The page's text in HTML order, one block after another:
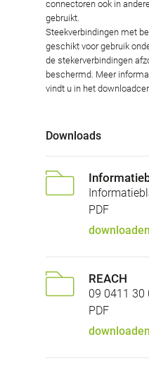
connectoren ook in
gebruikt.
Steekverbindingen met
geschikt voor gebruik
de stekerverbindingen
beschermd. Meer
vindt u in het
Downloads
PDF
downloaden
REACH
09 0411 30
PDF
downloaden